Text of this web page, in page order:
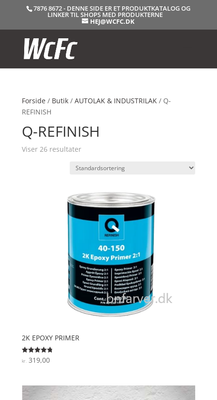
7876 8672 - DENNE SIDE ER ET PRODUKTKATALOG OG
LINKER TIL SHOPS MED PRODUKTERNE
HEJ@WCFC.DK
Forside/ Butik/ AUTOLAK & INDUSTRILAK/ Q-
REFINISH
Q-REFINISH
Viser 26 resultater
2K EPOXY PRIMER
Vurderet
4.8
kr. 319,00